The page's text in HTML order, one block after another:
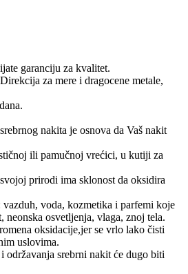
garanciju za kvalitet.
za mere i dragocene metale,
nakita je osnova da Vaš nakit
ili pamučnoj vrećici, u kutiji za
prirodi ima sklonost da oksidira
voda, kozmetika i parfemi koje
neonska osvetljenja, vlaga, znoj tela.
oksidacije,jer se vrlo lako čisti
uslovima.
održavanja srebrni nakit će dugo biti